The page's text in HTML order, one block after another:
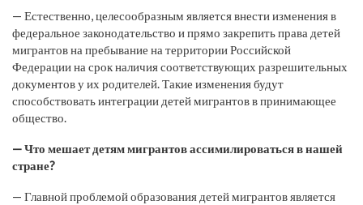
— Естественно, целесообразным является внести изменения в
федеральное законодательство и прямо закрепить права детей
мигрантов на пребывание на территории Российской
Федерации на срок наличия соответствующих разрешительных
документов у их родителей. Такие изменения будут
способствовать интеграции детей мигрантов в принимающее
общество.
— Что мешает детям мигрантов ассимилироваться в нашей
стране?
— Главной проблемой образования детей мигрантов является